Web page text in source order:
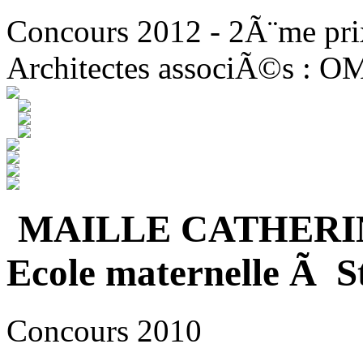
Concours 2012 - 2Ã¨me
Architectes associÃ©s :
MAILLE
Ecole maternelle Ã
Concours 2010